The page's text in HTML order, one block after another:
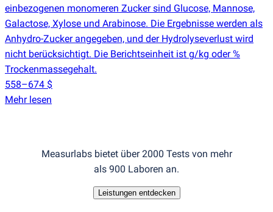
einbezogenen monomeren Zucker sind Glucose, Mannose,
Galactose, Xylose und Arabinose. Die Ergebnisse werden als
Anhydro-Zucker angegeben, und der Hydrolyseverlust wird
nicht berücksichtigt. Die Berichtseinheit ist g/kg oder %
Trockenmassegehalt.
558–674 $
Mehr lesen
Measurlabs bietet über 2000 Tests von mehr
als 900 Laboren an.
Leistungen entdecken